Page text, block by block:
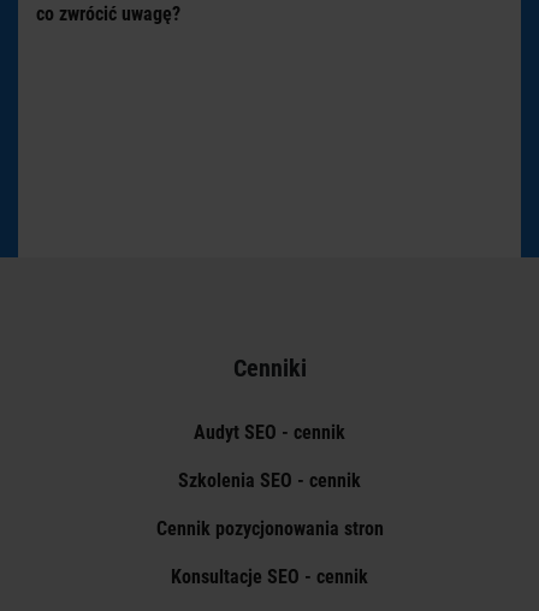
co zwrócić uwagę?
Cenniki
Audyt SEO - cennik
Szkolenia SEO - cennik
Cennik pozycjonowania stron
Konsultacje SEO - cennik